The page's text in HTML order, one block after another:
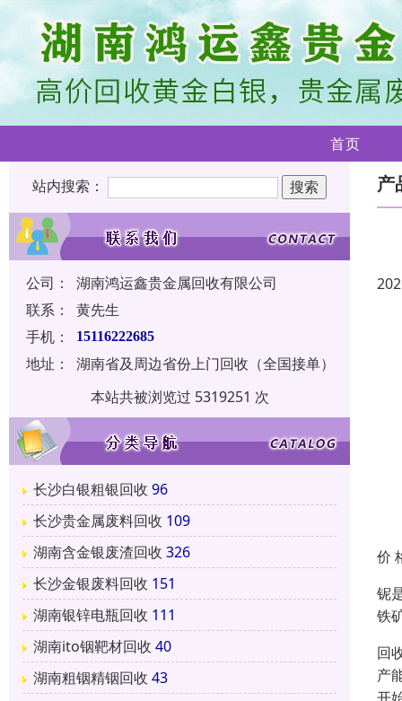
首页
站内搜索：
公司：
湖南鸿运鑫贵金属回收有限公司
联系：
黄先生
手机：
15116222685
地址：
湖南省及周边省份上门回收（全国接单）
本站共被浏览过 5319251 次
长沙白银粗银回收 96
长沙贵金属废料回收 109
湖南含金银废渣回收 326
长沙金银废料回收 151
湖南银锌电瓶回收 111
湖南ito铟靶材回收 40
湖南粗铟精铟回收 43
产
价
铌
铁
回
产